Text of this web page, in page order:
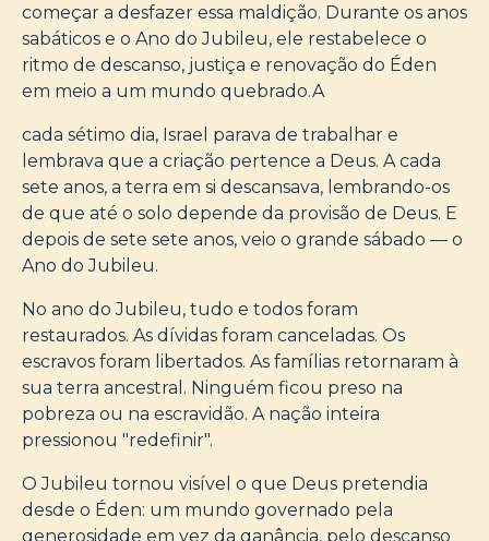
começar a desfazer essa maldição. Durante os anos
sabáticos e o Ano do Jubileu, ele restabelece o
ritmo de descanso, justiça e renovação do Éden
em meio a um mundo quebrado.A
cada sétimo dia, Israel parava de trabalhar e
lembrava que a criação pertence a Deus. A cada
sete anos, a terra em si descansava, lembrando-os
de que até o solo depende da provisão de Deus. E
depois de sete sete anos, veio o grande sábado — o
Ano do Jubileu.
No ano do Jubileu, tudo e todos foram
restaurados. As dívidas foram canceladas. Os
escravos foram libertados. As famílias retornaram à
sua terra ancestral. Ninguém ficou preso na
pobreza ou na escravidão. A nação inteira
pressionou "redefinir".
O Jubileu tornou visível o que Deus pretendia
desde o Éden: um mundo governado pela
generosidade em vez da ganância, pelo descanso